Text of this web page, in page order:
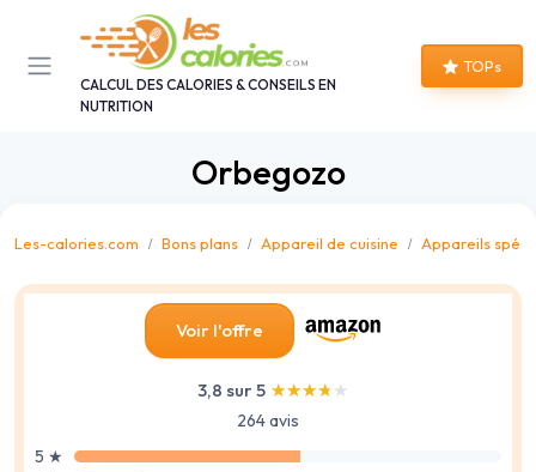
CALCUL DES CALORIES & CONSEILS EN
NUTRITION
TOPs
Orbegozo
Les-calories.com Bons plans Appareil de cuisine Appareils
Voir l'offre
3,8 sur 5 ★★★★★
★★★★★
264 avis
5 ★
Panneau de gestion des cookies